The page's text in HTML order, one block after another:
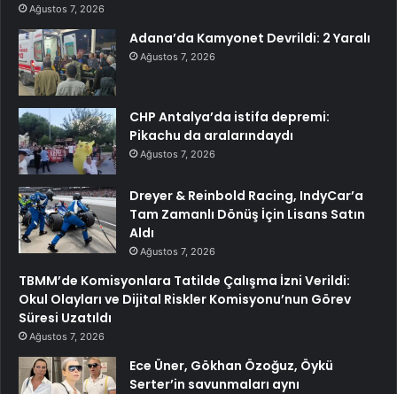
Ağustos 7, 2026
Adana’da Kamyonet Devrildi: 2 Yaralı
Ağustos 7, 2026
CHP Antalya’da istifa depremi:
Pikachu da aralarındaydı
Ağustos 7, 2026
Dreyer & Reinbold Racing, IndyCar’a
Tam Zamanlı Dönüş İçin Lisans Satın
Aldı
Ağustos 7, 2026
TBMM’de Komisyonlara Tatilde Çalışma İzni Verildi:
Okul Olayları ve Dijital Riskler Komisyonu’nun Görev
Süresi Uzatıldı
Ağustos 7, 2026
Ece Üner, Gökhan Özoğuz, Öykü
Serter’in savunmaları aynı